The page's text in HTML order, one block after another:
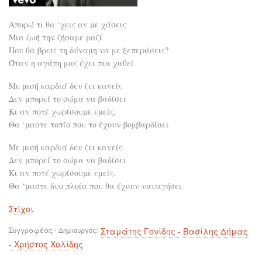
Απορώ τι θα ‘χεις αν με χάσεις
Μια ζωή την ζήσαμε μαζί
Που θα βρεις τη δύναμη να με ξεπεράσεις?
Όταν η αγάπη μας έχει πια χαθεί
Με μισή καρδιά δεν ζει κανείς
Δεν μπορεί το σώμα να βαδίσει
Κι αν ποτέ χωρίσουμε εμείς,
Θα ‘μαστε τοπίο που το έχουν βομβαρδίσει
Με μισή καρδιά δεν ζει κανείς
Δεν μπορεί το σώμα να βαδίσει
Κι αν ποτέ χωρίσουμε εμείς,
Θα ‘μαστε δυο πλοία που θα έχουν ναυαγήσει
Στίχοι
Συγγραφέας - Δημιουργός Σταμάτης Γονίδης - Βασίλης Δήμας
- Χρήστος Χολίδης